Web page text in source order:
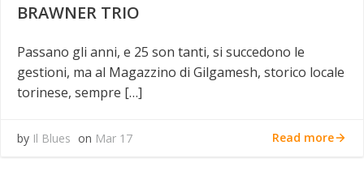
BRAWNER TRIO
Passano gli anni, e 25 son tanti, si succedono le
gestioni, ma al Magazzino di Gilgamesh, storico locale
torinese, sempre […]
by Il Blues on Mar 17 Read more